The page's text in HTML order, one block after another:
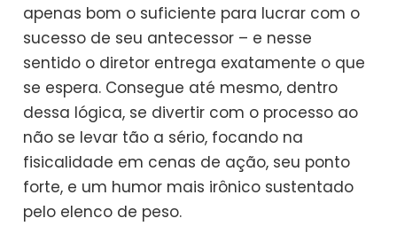
apenas bom o suficiente para lucrar com o
sucesso de seu antecessor – e nesse
sentido o diretor entrega exatamente o que
se espera. Consegue até mesmo, dentro
dessa lógica, se divertir com o processo ao
não se levar tão a sério, focando na
fisicalidade em cenas de ação, seu ponto
forte, e um humor mais irônico sustentado
pelo elenco de peso.